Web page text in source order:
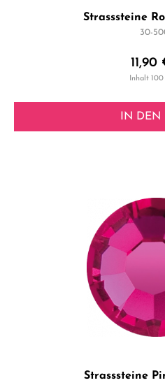
Strasssteine
30-
11,90
Inhalt100
IN DEN
Strasssteine